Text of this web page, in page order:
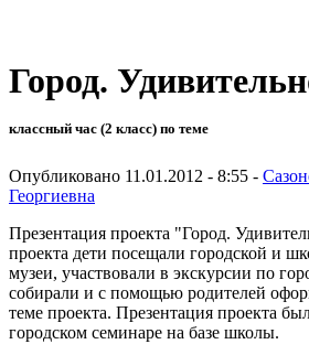
Город.
классный час (2 класс) по теме
Опубликовано 11.01.2012 - 8:55 -
Георгиевна
Презентация проекта "Город.
проекта дети посещали городской и
музеи, участвовали в экскурсии по
собирали и с помощью родителей
теме проекта. Презентация проекта
городском семинаре на базе школы.